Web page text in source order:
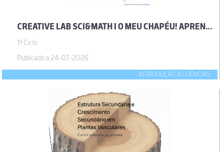
CREATIVE LAB SCI&MATH I O MEU CHAPÉU! APRENDER SOBRE AS INSTITUIÇÕES E OS SERVIÇOS
1º Ciclo
Publicado a 24-07-2026
INTRODUÇÃO ÀS CIÊNCIAS